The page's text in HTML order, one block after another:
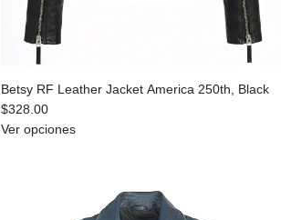
Betsy RF Leather Jacket America 250th, Black
$328.00
Ver opciones